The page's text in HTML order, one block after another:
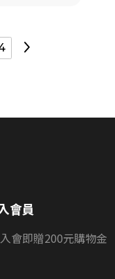
會員
會即贈200元購物金